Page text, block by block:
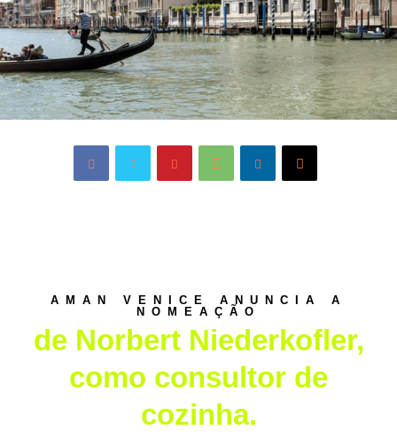
AMAN VENICE ANUNCIA A
NOMEAÇÃO
de Norbert Niederkofler,
como consultor de
cozinha.